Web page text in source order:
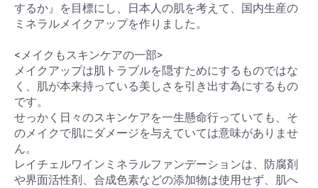
するか』を目標にし、日本人の肌を考えて、国内生産の
ミネラルメイクアップを作りました。
<メイクもスキンケアの一部>
メイクアップは肌トラブルを隠すためにするものではな
く、肌が本来持っている美しさを引き出す為にするもの
です。
せっかく日々のスキンケアを一生懸命行っていても、そ
のメイクで肌にダメージを与えていては意味がありませ
ん。
レイチェルワインミネラルファンデーションは、防腐剤
や界面活性剤、合成色素などの添加物は使用せず、肌へ